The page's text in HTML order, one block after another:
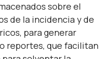
sobre el
de la incidencia y de
para generar
reportes, que facilitan